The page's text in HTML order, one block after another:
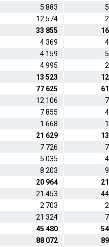
5 883
12 574
33 855
4 369
4 159
4 995
13 523
77 625
12 106
7 855
1 668
21 629
7 726
5 035
8 203
20 964
21 453
2 703
21 324
45 480
88 072